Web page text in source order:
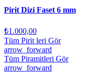
Pirit Dizi Faset 6 mm
₺1.000,00
Tüm Pirit leri Gör
arrow_forward
Tüm Piramitleri Gör
arrow_forward